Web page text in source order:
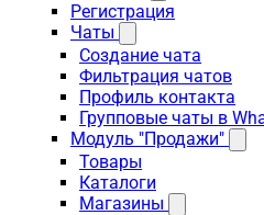
Регистрация
Чаты
Создание чата
Фильтрация чатов
Профиль контакта
Групповые чаты в
Модуль "Продажи"
Товары
Каталоги
Магазины